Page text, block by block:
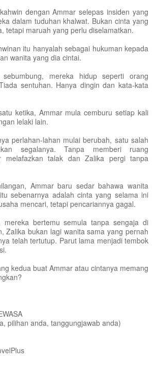
dengan Ammar selepas insiden yang
dalam tuduhan khalwat. Bukan cinta yang
tetapi maruah yang perlu diselamatkan.
itu hanyalah sebagai hukuman kepada
wanita yang dia cintai.
mereka hidup seperti orang
sentuhan. Hanya dingin dan kata-kata
ketika, Ammar mula cemburu setiap kali
lelaki lain.
perlahan-lahan mulai berubah, satu salah
segalanya. Tanpa memberi ruang
melafazkan talak dan Zalika pergi tanpa
Ammar baru sedar bahawa wanita
sebenarnya adalah cinta yang selama ini
mencari, tetapi pencariannya gagal.
mereka bertemu semula tanpa sengaja di
Zalika bukan lagi wanita sama yang pernah
telah tertutup. Parut lama menjadi tembok
kedua buat Ammar atau cintanya memang
pilihan anda, tanggungjawab anda)